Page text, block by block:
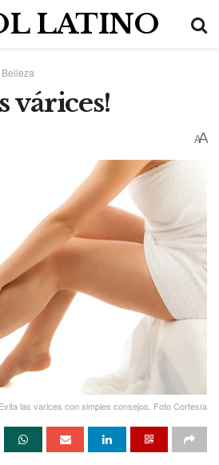
LATINO
várices!
AA
Evita las varices con simples consejos. Foto Cortesía